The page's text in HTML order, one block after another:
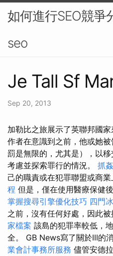
如何進行SEO競爭
seo
Je Tall Sf
Sep 20, 2013
加勒比之旅展示了英聯邦國
作者在意識到之前，他或她
罰是無限的，尤其是），以
考慮並探索罪行的情況。 抓
己的職責或在犯罪聯盟或商業
程 但是，僅在使用醫療保健
掌握搜尋引擎優化技巧 四門
之前，沒有任何好處，因此被
家檔案 該島的犯罪率較低，
全。 GB News寫了關於III的
業會計事務所服務 儘管安德